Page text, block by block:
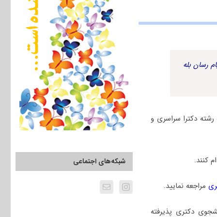
رسان بله
دکترا سراسری و
کنند.
مراجعه نمایید.
دکتری پذیرفته
شبکه‌های اجتماعی